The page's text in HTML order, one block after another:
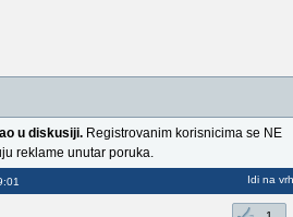
u diskusiji.Registrovanim korisnicima se NE
reklame unutar poruka.
Idi na vrh